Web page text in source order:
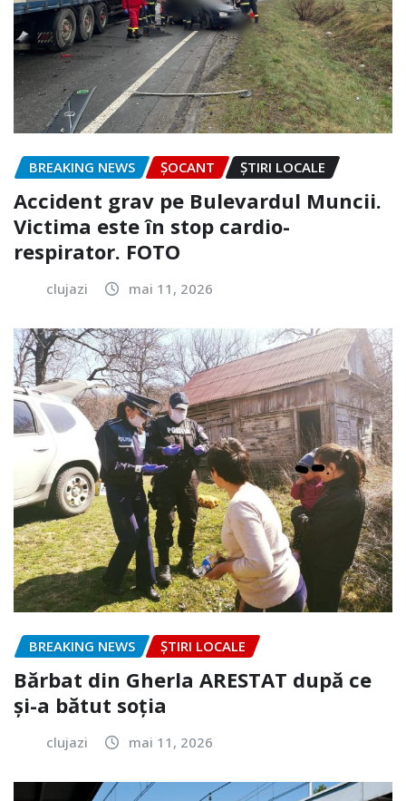
BREAKING NEWS ȘOCANT ȘTIRI LOCALE
Accident grav pe Bulevardul Muncii.
Victima este în stop cardio-
respirator. FOTO
clujazi mai 11, 2026
BREAKING NEWS ȘTIRI LOCALE
Bărbat din Gherla ARESTAT după ce
și-a bătut soția
clujazi mai 11, 2026